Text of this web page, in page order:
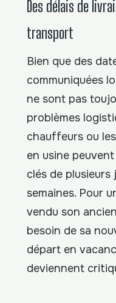
Des délais de
transport
Bien que des
communiquées
ne sont pas
problèmes
chauffeurs ou
en usine
clés de plusieurs
semaines. Pour
vendu son
besoin de sa
départ en
deviennent